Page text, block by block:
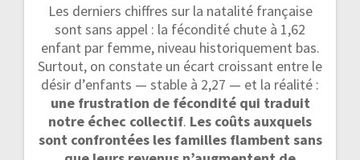
Les derniers chiffres sur la natalité française
sont sans appel : la fécondité chute à 1,62
enfant par femme, niveau historiquement bas.
Surtout, on constate un écart croissant entre le
désir d’enfants — stable à 2,27 — et la réalité :
une frustration de fécondité qui traduit
notre échec collectif. Les coûts auxquels
sont confrontées les familles flambent sans